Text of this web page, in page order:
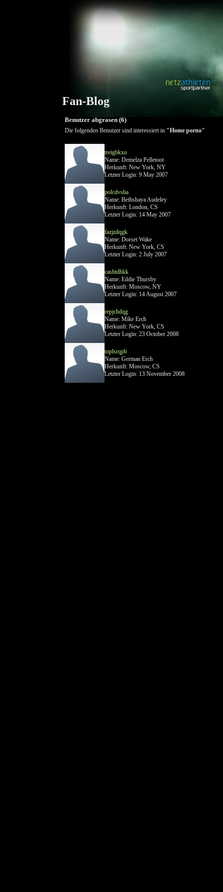
Fan-Blog
Benutzer abgrasen (6)
Die folgenden Benutzer sind interessiert in "Home porno"
treigbkxo
Name: Demelza Pelletoot
Herkunft: New York, NY
Letzter Login: 9 May 2007
polcdvsha
Name: Bethshaya Audeley
Herkunft: London, CS
Letzter Login: 14 May 2007
fazjzdqgk
Name: Dorset Wake
Herkunft: New York, CS
Letzter Login: 2 July 2007
cashtdhkk
Name: Eddie Thursby
Herkunft: Moscow, NY
Letzter Login: 14 August 2007
repjchdqg
Name: Mike Erch
Herkunft: New York, CS
Letzter Login: 23 October 2008
toplsrqpb
Name: German Erch
Herkunft: Moscow, CS
Letzter Login: 13 November 2008